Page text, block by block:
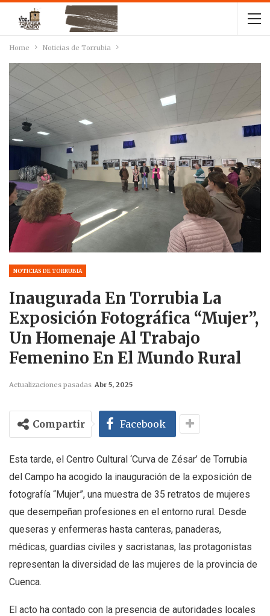
Home Noticias de Torrubia
NOTICIAS DE TORRUBIA
Inaugurada En Torrubia La
Exposición Fotográfica “Mujer”,
Un Homenaje Al Trabajo
Femenino En El Mundo Rural
Actualizaciones pasadas Abr 5, 2025
Compartir Facebook
Esta tarde, el Centro Cultural ‘Curva de Zésar’ de Torrubia
del Campo ha acogido la inauguración de la exposición de
fotografía “Mujer”, una muestra de 35 retratos de mujeres
que desempeñan profesiones en el entorno rural. Desde
queseras y enfermeras hasta canteras, panaderas,
médicas, guardias civiles y sacristanas, las protagonistas
representan la diversidad de las mujeres de la provincia de
Cuenca.
El acto ha contado con la presencia de autoridades locales